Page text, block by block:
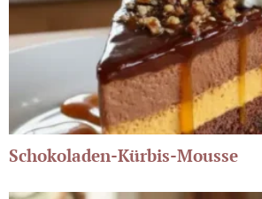
Schokoladen-Kürbis-Mousse